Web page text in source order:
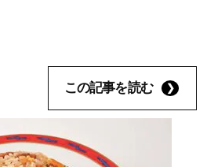
この記事を読む